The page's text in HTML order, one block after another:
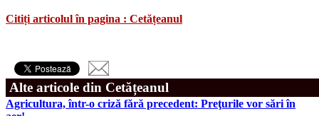
Citiți articolul în pagina : Cetățeanul
Alte articole din Cetățeanul
Agricultura, într-o criză fără precedent: Preţurile vor sări în